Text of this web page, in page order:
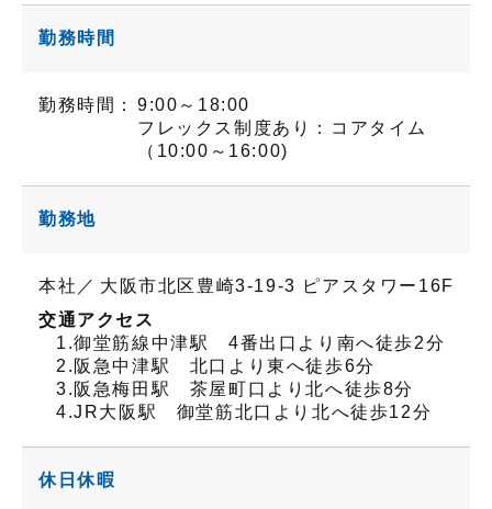
勤務時間
勤務時間：
9:00～18:00
フレックス制度あり：コアタイム
（10:00～16:00)
勤務地
本社／ 大阪市北区豊崎3-19-3 ピアスタワー16F
交通アクセス
1.御堂筋線中津駅 4番出口より南へ徒歩2分
2.阪急中津駅 北口より東へ徒歩6分
3.阪急梅田駅 茶屋町口より北へ徒歩8分
4.JR大阪駅 御堂筋北口より北へ徒歩12分
休日休暇